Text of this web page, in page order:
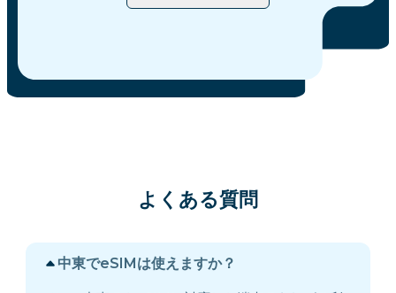
よくある質問
中東でeSIMは使えますか？